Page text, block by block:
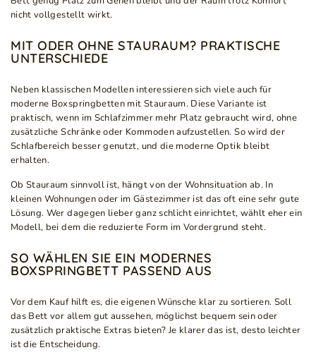
nicht vollgestellt wirkt.
MIT ODER OHNE STAURAUM? PRAKTISCHE
UNTERSCHIEDE
Neben klassischen Modellen interessieren sich viele auch für
moderne Boxspringbetten mit Stauraum. Diese Variante ist
praktisch, wenn im Schlafzimmer mehr Platz gebraucht wird, ohne
zusätzliche Schränke oder Kommoden aufzustellen. So wird der
Schlafbereich besser genutzt, und die moderne Optik bleibt
erhalten.
Ob Stauraum sinnvoll ist, hängt von der Wohnsituation ab. In
kleinen Wohnungen oder im Gästezimmer ist das oft eine sehr gute
Lösung. Wer dagegen lieber ganz schlicht einrichtet, wählt eher ein
Modell, bei dem die reduzierte Form im Vordergrund steht.
SO WÄHLEN SIE EIN MODERNES
BOXSPRINGBETT PASSEND AUS
Vor dem Kauf hilft es, die eigenen Wünsche klar zu sortieren. Soll
das Bett vor allem gut aussehen, möglichst bequem sein oder
zusätzlich praktische Extras bieten? Je klarer das ist, desto leichter
ist die Entscheidung.